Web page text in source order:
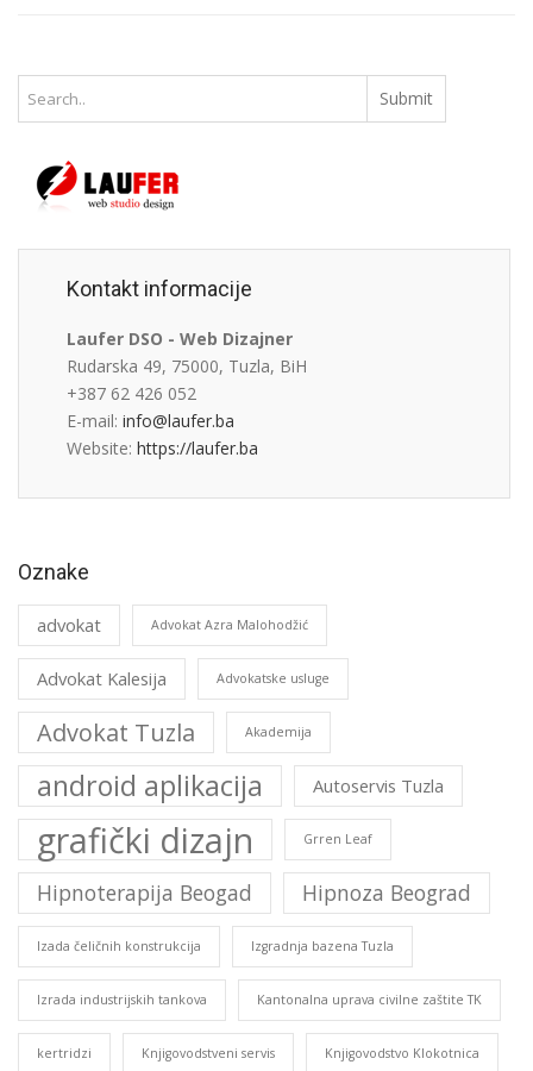
Kontakt informacije
Laufer DSO - Web Dizajner
Rudarska 49, 75000, Tuzla, BiH
+387 62 426 052
E-mail: info@laufer.ba
Website: https://laufer.ba
Oznake
advokat Advokat Azra Malohodžić
Advokat Kalesija Advokatske usluge
Advokat Tuzla Akademija
android aplikacija Autoservis Tuzla
grafički dizajn Grren Leaf
Hipnoterapija Beogad Hipnoza Beograd
Izada čeličnih konstrukcija Izgradnja bazena Tuzla
Izrada industrijskih tankova Kantonalna uprava civilne zaštite TK
kertridzi Knjigovodstveni servis Knjigovodstvo Klokotnica